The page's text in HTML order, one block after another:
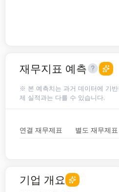
재무지표 예측
※ 본 예측치는 과거 데이터에 기
제 실적과는 다를 수 있습니다.
연결 재무제표 별도 재무제표
기업 개요